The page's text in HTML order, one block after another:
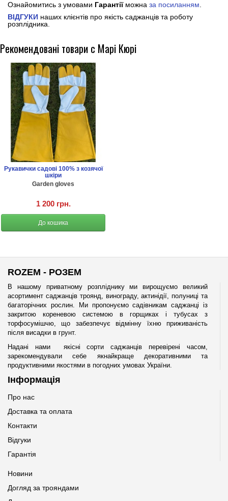
Ознайомитись з умовами Гарантії можна за посиланням
ВІДГУКИ наших клієнтів про якість саджанців та роботу
розплідника.
Рекомендовані товари с Марі Кюрі
Рукавички садові 100% з козячої
шкіри
Garden gloves
1 200 грн.
До кошика
ROZEM - РОЗЕМ
В нашому приватному розпліднику ми вирощуємо великий
асортимент саджанців троянд, винограду, актинідії, полуниці та
багаторічних рослин. Ми пропонуємо садівникам саджанці із
закритою кореневою системою в горщиках і тубусах з
торфосумішчю, що забезпечує відмінну їхню приживаність
після висадки в грунт.
Надані нами якісні сорти саджанців перевірені часом,
зарекомендували себе якнайкраще декоративними та
продуктивними якостями в погодних умовах України.
Інформація
Про нас
Доставка та оплата
Контакти
Відгуки
Гарантія
Новини
Догляд за трояндами